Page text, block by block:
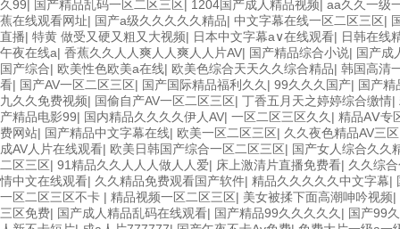
久99| 国产精品乱码一区二区三区| 1204国产成人精品视频| aa久久一级
蕉在线观看网址| 国产a级久久久久久精品| 中文字幕在线一区二区三区|
直播| 特黄 做受又硬又粗又大视频| 日本中文字幕a∨在线观看| 日韩在线
午夜在线a| 香蕉久久人人爽人人爽人人片AV| 国产精品综合小说| 国产成
国产综合| 欧美性色欧美a在线| 欧美色综合天天久久综合精品| 韩国高清
看| 国产AV一区二区三区| 国产国际精品福利久久 | 99久久久国产| 国产精
九久久免费视频| 国偷自产AV一区二区三区| 丁香五月天之婷婷综合缴情|
产精品电影99| 国内精品久久久久伊人AV| 一区二区三区久久 | 精品AⅤ专
费网站| 国产精品中文字幕在线| 欧美一区二区三区| 久久夜色精品AV三区
成AV人片在线观看| 欧美日韩国产综合一区二区三区| 国产女人综合久久
二区三区| 91精品久久人人人做人人爱| 床上激清片直播免费看| 久久综
情中文在线观看| 久久精品免费观看国产软件| 精品久久久久久中文字幕|
一区二区三区不卡 | 精品视频一区二区三区| 美女被揉下面高潮呻吟视频|
三区免费| 国产成人精品乱码在线观看| 国产精品99久久久久久 | 国产99